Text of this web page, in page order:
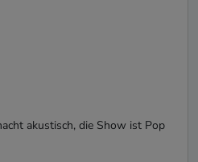
akustisch, die Show ist Pop